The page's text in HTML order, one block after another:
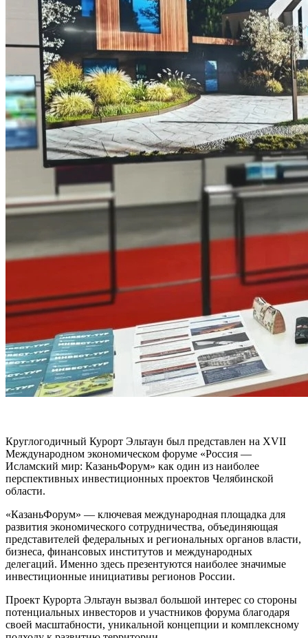
Круглогодичный Курорт Эльтаун был представлен на XVII
Международном экономическом форуме «Россия —
Исламский мир: КазаньФорум» как один из наиболее
перспективных инвестиционных проектов Челябинской
области.
«КазаньФорум» — ключевая международная площадка для
развития экономического сотрудничества, объединяющая
представителей федеральных и региональных органов власти,
бизнеса, финансовых институтов и международных
делегаций. Именно здесь презентуются наиболее значимые
инвестиционные инициативы регионов России.
Проект Курорта Эльтаун вызвал большой интерес со стороны
потенциальных инвесторов и участников форума благодаря
своей масштабности, уникальной концепции и комплексному